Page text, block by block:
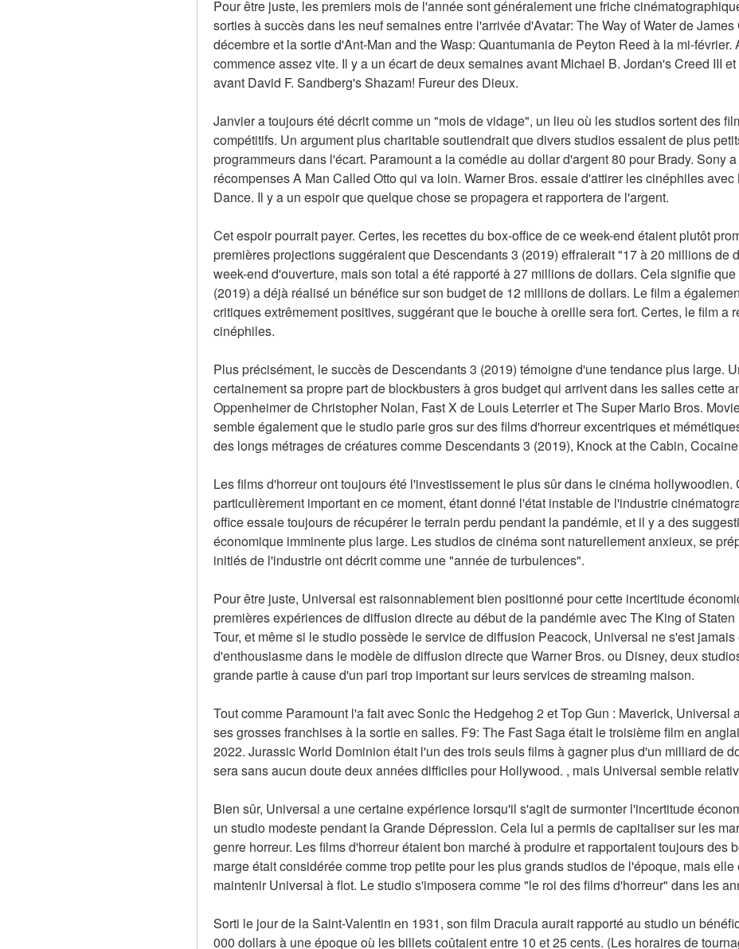
Pour être juste, les premiers mois de l'année sont généralement une friche
sorties à succès dans les neuf semaines entre l'arrivée d'Avatar: The Way of Water de
décembre et la sortie d'Ant-Man and the Wasp: Quantumania de Peyton Reed à la mi-février.
commence assez vite. Il y a un écart de deux semaines avant Michael B. Jordan's Creed III
avant David F. Sandberg's Shazam! Fureur des Dieux.
Janvier a toujours été décrit comme un "mois de vidage", un lieu où les studios sortent des
compétitifs. Un argument plus charitable soutiendrait que divers studios essaient de plus
programmeurs dans l'écart. Paramount a la comédie au dollar d'argent 80 pour Brady. Sony
récompenses A Man Called Otto qui va loin. Warner Bros. essaie d'attirer les cinéphiles
Dance. Il y a un espoir que quelque chose se propagera et rapportera de l'argent.
Cet espoir pourrait payer. Certes, les recettes du box-office de ce week-end étaient plutôt
premières projections suggéraient que Descendants 3 (2019) effraierait "17 à 20 millions de
week-end d'ouverture, mais son total a été rapporté à 27 millions de dollars. Cela signifie
(2019) a déjà réalisé un bénéfice sur son budget de 12 millions de dollars. Le film a
critiques extrêmement positives, suggérant que le bouche à oreille sera fort. Certes, le film a
cinéphiles.
Plus précisément, le succès de Descendants 3 (2019) témoigne d'une tendance plus large.
certainement sa propre part de blockbusters à gros budget qui arrivent dans les salles cette
Oppenheimer de Christopher Nolan, Fast X de Louis Leterrier et The Super Mario Bros.
semble également que le studio parie gros sur des films d'horreur excentriques et
des longs métrages de créatures comme Descendants 3 (2019), Knock at the Cabin,
Les films d'horreur ont toujours été l'investissement le plus sûr dans le cinéma hollywoodien.
particulièrement important en ce moment, étant donné l'état instable de l'industrie
office essaie toujours de récupérer le terrain perdu pendant la pandémie, et il y a des
économique imminente plus large. Les studios de cinéma sont naturellement anxieux, se
initiés de l'industrie ont décrit comme une "année de turbulences".
Pour être juste, Universal est raisonnablement bien positionné pour cette incertitude
premières expériences de diffusion directe au début de la pandémie avec The King of
Tour, et même si le studio possède le service de diffusion Peacock, Universal ne s'est
d'enthousiasme dans le modèle de diffusion directe que Warner Bros. ou Disney, deux
grande partie à cause d'un pari trop important sur leurs services de streaming maison.
Tout comme Paramount l'a fait avec Sonic the Hedgehog 2 et Top Gun : Maverick, Universal
ses grosses franchises à la sortie en salles. F9: The Fast Saga était le troisième film en
2022. Jurassic World Dominion était l'un des trois seuls films à gagner plus d'un milliard de
sera sans aucun doute deux années difficiles pour Hollywood. , mais Universal semble
Bien sûr, Universal a une certaine expérience lorsqu'il s'agit de surmonter l'incertitude
un studio modeste pendant la Grande Dépression. Cela lui a permis de capitaliser sur les
genre horreur. Les films d'horreur étaient bon marché à produire et rapportaient toujours des
marge était considérée comme trop petite pour les plus grands studios de l'époque, mais
maintenir Universal à flot. Le studio s'imposera comme "le roi des films d'horreur" dans les
Sorti le jour de la Saint-Valentin en 1931, son film Dracula aurait rapporté au studio un
000 dollars à une époque où les billets coûtaient entre 10 et 25 cents. (Les horaires de